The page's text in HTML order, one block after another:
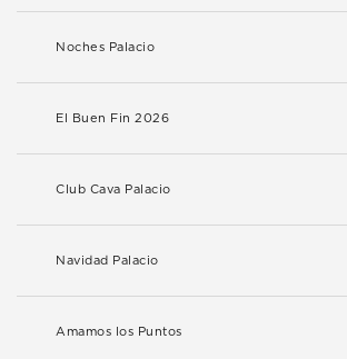
Noches Palacio
El Buen Fin 2026
Club Cava Palacio
Navidad Palacio
Amamos los Puntos